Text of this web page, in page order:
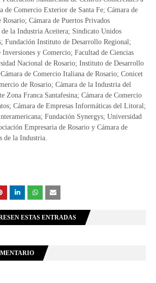
de Comercio Exterior de Santa Fe; Cámara de
Cámara de Puertos Privados
de la Industria Aceitera; Sindicato Unidos
Fundación Instituto de Desarrollo Regional;
y Comercio; Facultad de Ciencias
Nacional de Rosario; Instituto de Desarrollo
de Comercio Italiana de Rosario; Conicet
de Rosario; Cámara de la Industria del
Zona Franca Santafesina; Cámara de Comercio
Cámara de Empresas Informáticas del Litoral;
Fundación Synergys; Universidad
Empresaria de Rosario y Cámara de
de la Industria.
ESTAS ENTRADAS